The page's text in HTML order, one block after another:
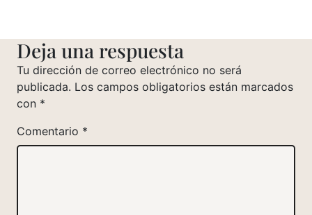
Deja una respuesta
Tu dirección de correo electrónico no será
publicada. Los campos obligatorios están marcados
con *
Comentario *